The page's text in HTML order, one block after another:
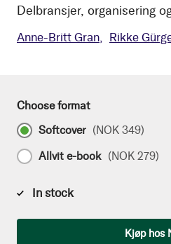
Delbransjer, organisering
Anne-Britt Gran Rikke
Choose format
Softcover (NOK 349)
Allvit e-book (NOK 279)
In stock
Kjøp hos